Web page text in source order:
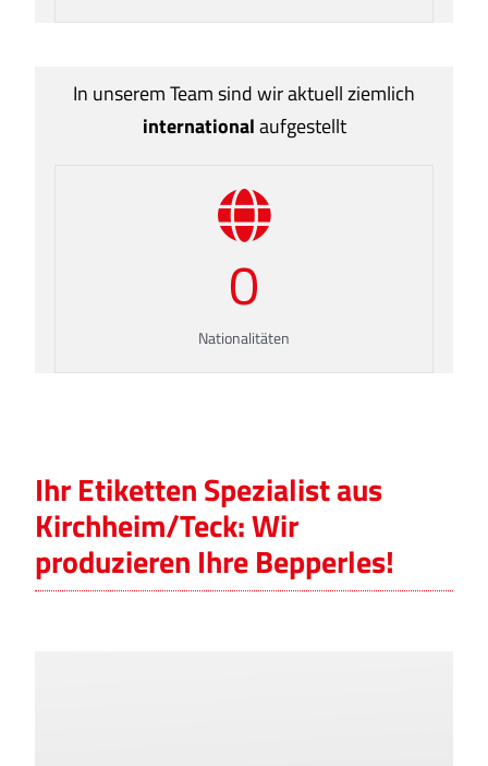
In unserem Team sind wir aktuell ziemlich
internationalaufgestellt
0
Nationalitäten
Ihr Etiketten Spezialist aus
Kirchheim/Teck: Wir
produzieren Ihre Bepperles!